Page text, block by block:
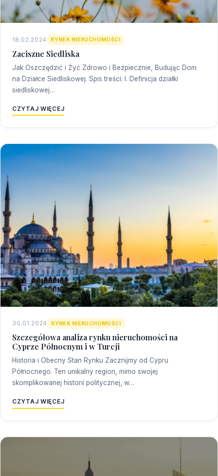
18.02.2024 RYNEK NIERUCHOMOŚCI
Zaciszne Siedliska
Jak Oszczędzić i Żyć Zdrowo i Bezpiecznie, Budując Dom
na Działce Siedliskowej. Spis treści: I. Definicja działki
siedliskowej…
CZYTAJ WIĘCEJ
30.01.2024 RYNEK NIERUCHOMOŚCI
Szczegółowa analiza rynku nieruchomości na
Cyprze Północnym i w Turcji
Historia i Obecny Stan Rynku Zacznijmy od Cypru
Północnego. Ten unikalny region, mimo swojej
skomplikowanej historii politycznej, w…
CZYTAJ WIĘCEJ